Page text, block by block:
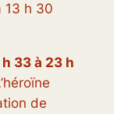
13 h 30
33 à 23 h
de